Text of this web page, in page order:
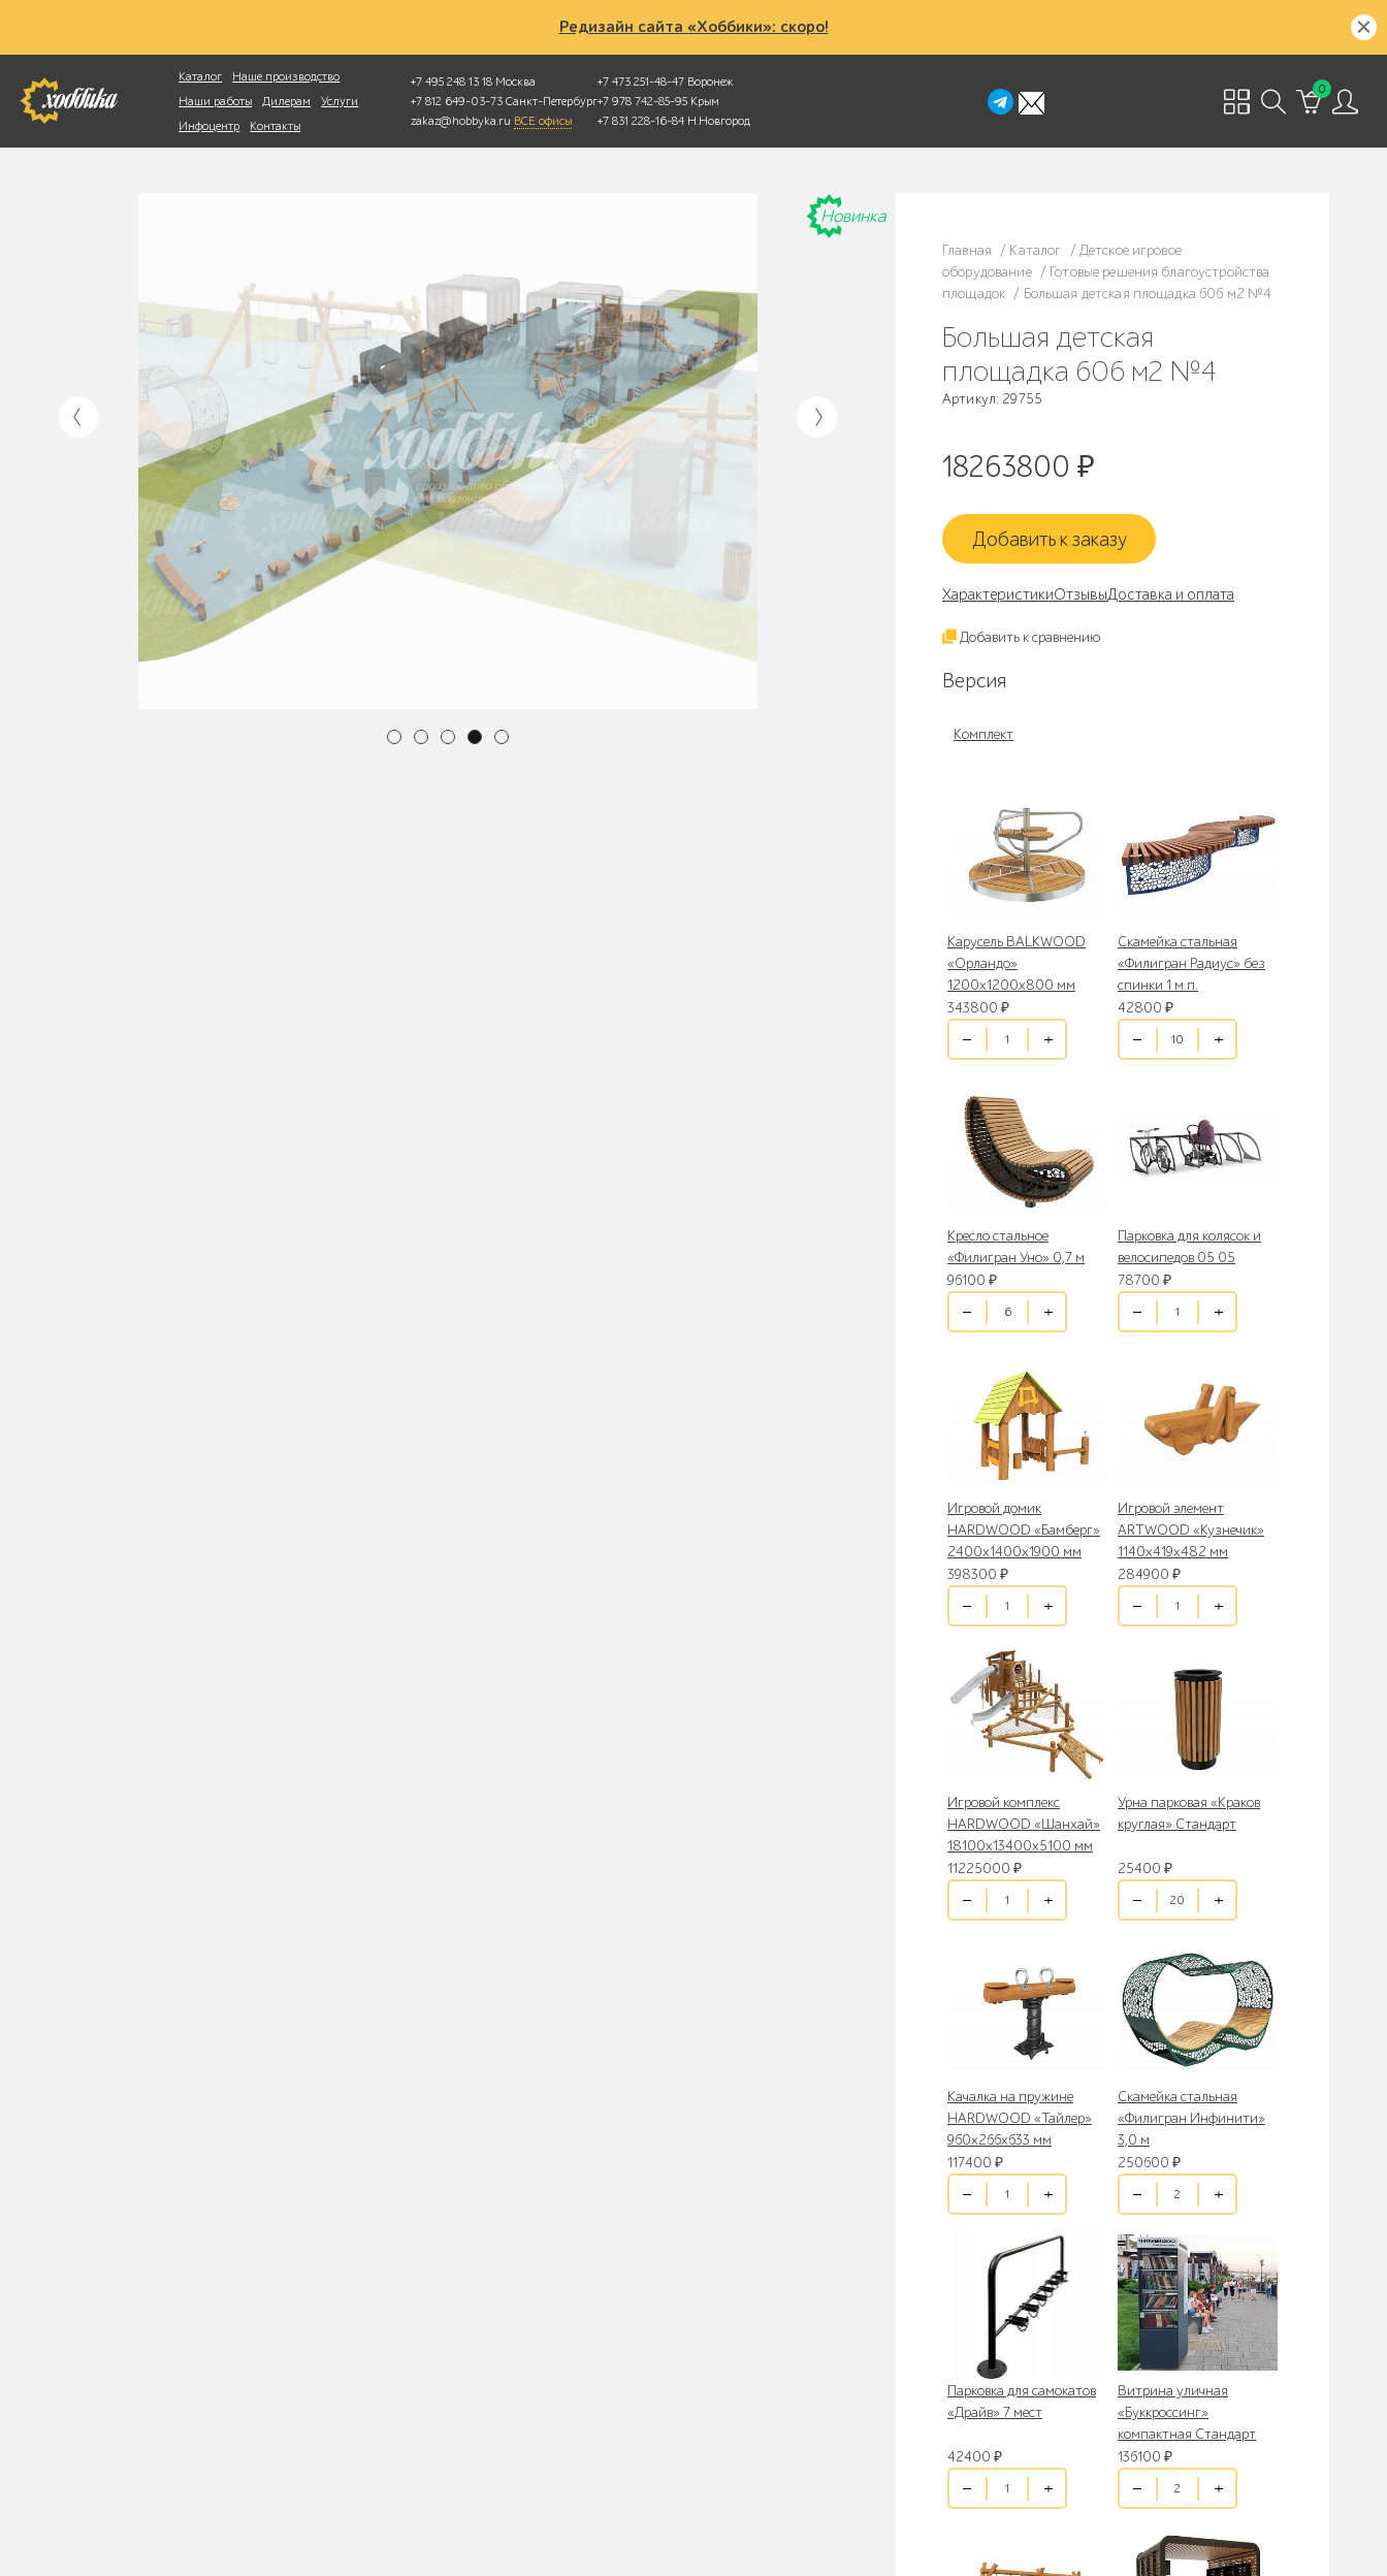
Редизайн сайта «Хоббики»: скоро!
Каталог
Наше производство
Наши работы
Дилерам
Услуги
Инфоцентр
Контакты
+7 495 248 13 18 Москва
+7 812 649-03-73 Санкт-Петербург
zakaz@hobbyka.ru ВСЕ офисы
+7 473 251-48-47 Воронеж
+7 978 742-85-95 Крым
+7 831 228-16-84 Н.Новгород
0
Фотопоиск
Новинка
Главная / Каталог /Детское игровое
оборудование / Готовые решения благоустройства
площадок / Большая детская площадка 606 м2 №4
Большая детская
площадка 606 м2 №4
Артикул: 29755
18263800 ₽
Добавить к заказу
ХарактеристикиОтзывыДоставка и оплата
Добавить к сравнению
Версия
Комплект
Карусель BALKWOOD
«Орландо»
1200х1200х800 мм
343800 ₽
Скамейка стальная
«Филигран Радиус» без
спинки 1 м.п.
42800 ₽
Кресло стальное
«Филигран Уно» 0,7 м
96100 ₽
Парковка для колясок и
велосипедов 05 05
78700 ₽
Игровой домик
HARDWOOD «Бамберг»
2400х1400х1900 мм
398300 ₽
Игровой элемент
ARTWOOD «Кузнечик»
1140х419х482 мм
284900 ₽
Игровой комплекс
HARDWOOD «Шанхай»
18100х13400х5100 мм
11225000 ₽
Урна парковая «Краков
круглая» Стандарт
25400 ₽
Качалка на пружине
HARDWOOD «Тайлер»
960х266х633 мм
117400 ₽
Скамейка стальная
«Филигран Инфинити»
3,0 м
250600 ₽
Парковка для самокатов
«Драйв» 7 мест
42400 ₽
Витрина уличная
«Буккроссинг»
компактная Стандарт
136100 ₽